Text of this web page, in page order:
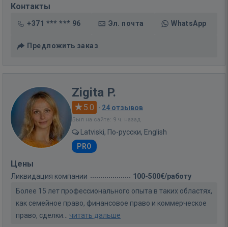
Контакты
+371 *** *** 96 Эл. почта WhatsApp
Предложить заказ
Zigita P.
5.0 · 24 отзывов
Был на сайте: 9 ч. назад
Latviski, По-русски, English
PRO
Цены
Ликвидация компании
100-500€/работу
Более 15 лет профессионального опыта в таких областях,
как семейное право, финансовое право и коммерческое
право, сделки... читать дальше